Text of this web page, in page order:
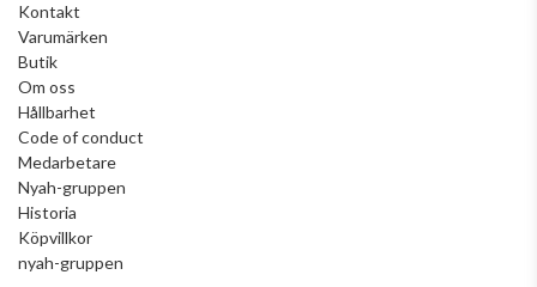
Kontakt
Varumärken
Butik
Om oss
Hållbarhet
Code of conduct
Medarbetare
Nyah-gruppen
Historia
Köpvillkor
nyah-gruppen